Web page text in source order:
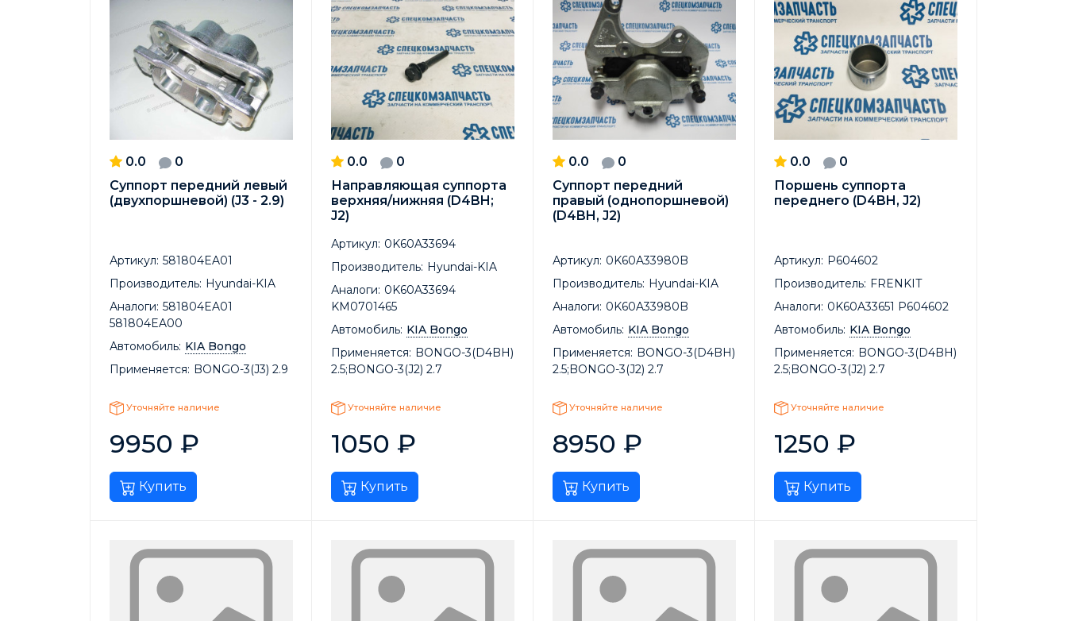
0.0
0
Суппорт передний левый
(двухпоршневой) (J3 - 2.9)
Артикул: 581804EA01
Производитель: Hyundai-KIA
Аналоги: 581804EA01
581804EA00
Автомобиль: KIA Bongo
Применяется: BONGO-3(J3) 2.9
Уточняйте наличие
9950 ₽
Купить
0.0
0
Направляющая суппорта
верхняя/нижняя (D4BH;
J2)
Артикул: 0K60A33694
Производитель: Hyundai-KIA
Аналоги: 0K60A33694
KM0701465
Автомобиль: KIA Bongo
Применяется: BONGO-3(D4BH)
2.5;BONGO-3(J2) 2.7
Уточняйте наличие
1050 ₽
Купить
0.0
0
Суппорт передний
правый (однопоршневой)
(D4BH, J2)
Артикул: 0K60A33980B
Производитель: Hyundai-KIA
Аналоги: 0K60A33980B
Автомобиль: KIA Bongo
Применяется: BONGO-3(D4BH)
2.5;BONGO-3(J2) 2.7
Уточняйте наличие
8950 ₽
Купить
0.0
0
Поршень суппорта
переднего (D4BH, J2)
Артикул: P604602
Производитель: FRENKIT
Аналоги: 0K60A33651 P604602
Автомобиль: KIA Bongo
Применяется: BONGO-3(D4BH)
2.5;BONGO-3(J2) 2.7
Уточняйте наличие
1250 ₽
Купить